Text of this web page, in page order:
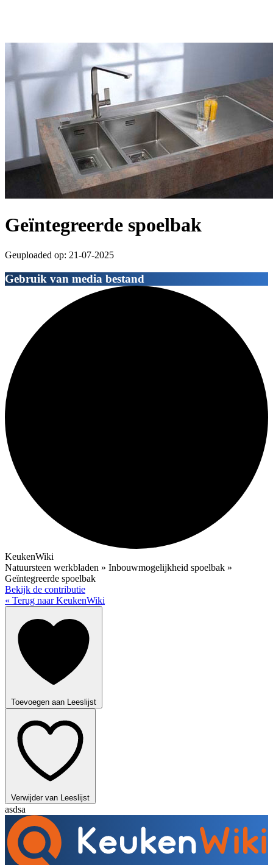
Geïntegreerde spoelbak
Geuploaded op: 21-07-2025
Gebruik van media bestand
KeukenWiki
Natuursteen werkbladen » Inbouwmogelijkheid spoelbak »
Geïntegreerde spoelbak
Bekijk de contributie
« Terug naar KeukenWiki
Toevoegen aan Leeslijst
Verwijder van Leeslijst
asdsa